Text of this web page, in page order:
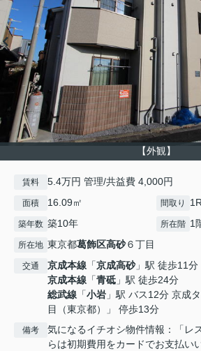
【外観】
賃料 5.4万円 管理/共益費 4,000円
面積 16.09㎡ 間取り 1R
築年数 築10年 所在階 1
所在地 東京都葛飾区高砂６丁目
交通 京成本線 「京成高砂」駅 徒歩11分
京成本線 「青砥 」駅 徒歩24分
総武線 「小岩 」駅 バス12分 京成
目（東京都）」 停歩13分
備考
気になるイチオシ物件情報：「レ
らは初期費用をカードでお支払い